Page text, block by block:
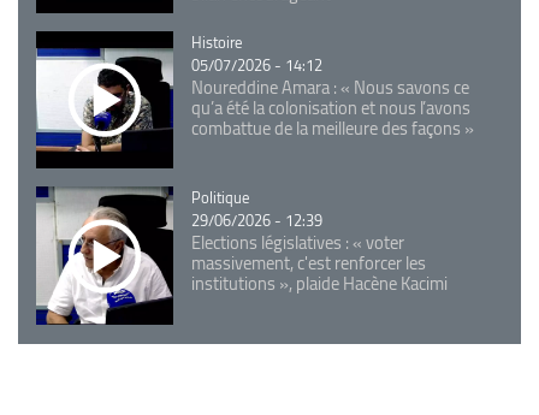
Catégorie
Histoire
05/07/2026 - 14:12
Noureddine Amara : « Nous savons ce
qu’a été la colonisation et nous l’avons
combattue de la meilleure des façons »
Catégorie
Politique
29/06/2026 - 12:39
Elections législatives : « voter
massivement, c'est renforcer les
institutions », plaide Hacène Kacimi